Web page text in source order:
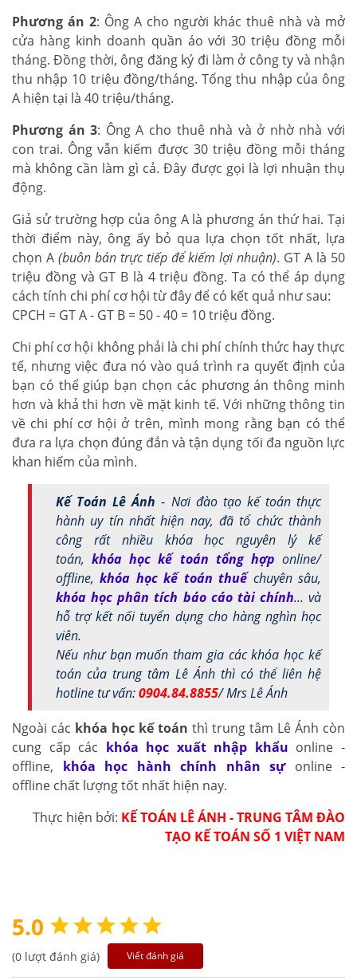
Phương án 2: Ông A cho người khác thuê nhà và mở
cửa hàng kinh doanh quần áo với 30 triệu đồng mỗi
tháng. Đồng thời, ông đăng ký đi làm ở công ty và nhận
thu nhập 10 triệu đồng/tháng. Tổng thu nhập của ông
A hiện tại là 40 triệu/tháng.
Phương án 3: Ông A cho thuê nhà và ở nhờ nhà với
con trai. Ông vẫn kiếm được 30 triệu đồng mỗi tháng
mà không cần làm gì cả. Đây được gọi là lợi nhuận thụ
động.
Giả sử trường hợp của ông A là phương án thứ hai. Tại
thời điểm này, ông ấy bỏ qua lựa chọn tốt nhất, lựa
chọn A (buôn bán trực tiếp để kiếm lợi nhuận). GT A là 50
triệu đồng và GT B là 4 triệu đồng. Ta có thể áp dụng
cách tính chi phí cơ hội từ đây để có kết quả như sau:
CPCH = GT A - GT B = 50 - 40 = 10 triệu đồng.
Chi phí cơ hội không phải là chi phí chính thức hay thực
tế, nhưng việc đưa nó vào quá trình ra quyết định của
bạn có thể giúp bạn chọn các phương án thông minh
hơn và khả thi hơn về mặt kinh tế. Với những thông tin
về chi phí cơ hội ở trên, mình mong rằng bạn có thể
đưa ra lựa chọn đúng đắn và tận dụng tối đa nguồn lực
khan hiếm của mình.
Kế Toán Lê Ánh - Nơi đào tạo kế toán thực
hành uy tín nhất hiện nay, đã tổ chức thành
công rất nhiều khóa học nguyên lý kế
toán,khóa học kế toán tổng hợp online/
offline,khóa học kế toán thuếchuyên sâu,
khóa học phân tích báo cáo tài chính... và
hỗ trợ kết nối tuyển dụng cho hàng nghìn học
viên.
Nếu như bạn muốn tham gia các khóa học kế
toán của trung tâm Lê Ánh thì có thể liên hệ
hotline tư vấn:0904.84.8855/ Mrs Lê Ánh
Ngoài các khóa học kế toán thì trung tâm Lê Ánh còn
cung cấp các khóa học xuất nhập khẩu online -
offline, khóa học hành chính nhân sựonline -
offline chất lượng tốt nhất hiện nay.
Thực hiện bởi: KẾ TOÁN LÊ ÁNH - TRUNG TÂM ĐÀO
TẠO KẾ TOÁN SỐ 1 VIỆT NAM
5.0
(0 lượt đánh giá) Viết đánh giá